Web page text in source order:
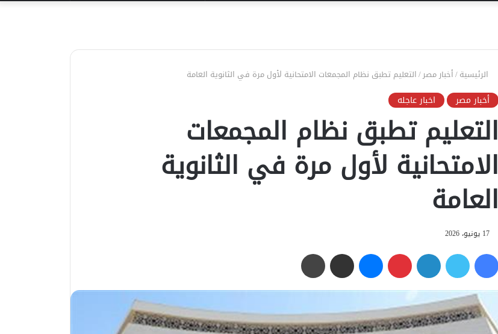
الرئيسية/أخبار مصر/التعليم تطبق نظام المجمعات الامتحانية لأول مرة في الثانوية العامة
أخبار مصر اخبار عاجله
التعليم تطبق نظام المجمعات
الامتحانية لأول مرة في الثانوية
العامة
17 يونيو، 2026
فيسبوك تويتر لينكدإن بينتيريست ماسنجر مشاركة عبر البريد